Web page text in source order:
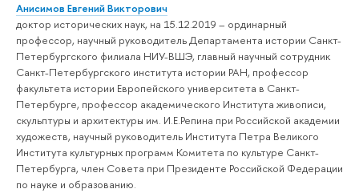
Анисимов Евгений Викторович
доктор исторических наук, на 15.12.2019 – ординарный
профессор, научный руководитель Департамента истории Санкт-
Петербургского филиала НИУ-ВШЭ, главный научный сотрудник
Санкт-Петербургского института истории РАН, профессор
факультета истории Европейского университета в Санкт-
Петербурге, профессор академического Института живописи,
скульптуры и архитектуры им. И.Е.Репина при Российской академии
художеств, научный руководитель Института Петра Великого
Института культурных программ Комитета по культуре Санкт-
Петербурга, член Совета при Президенте Российской Федерации
по науке и образованию.